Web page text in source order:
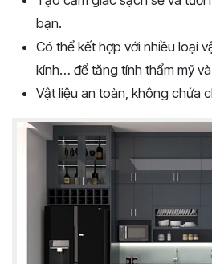
bạn.
Có thể kết hợp với nhiều loại
kính… để tăng tính thẩm mỹ
Vật liệu an toàn, không chứa